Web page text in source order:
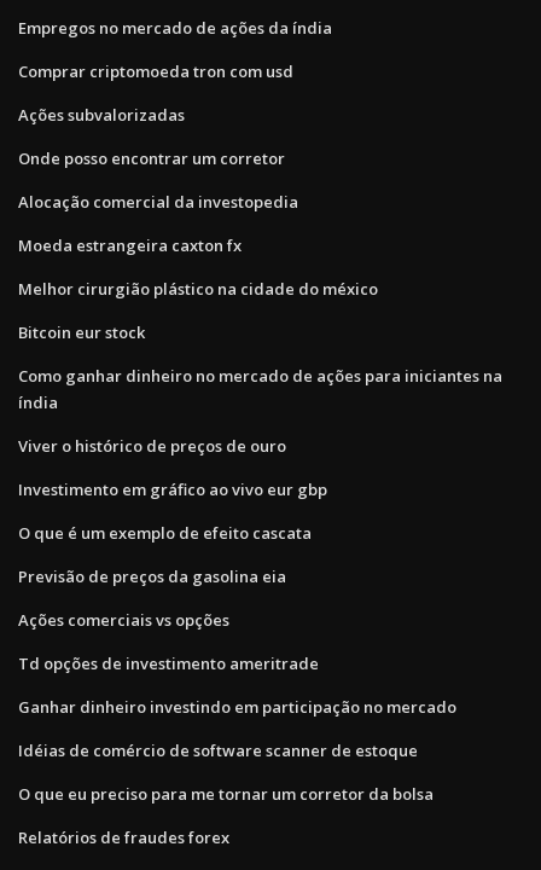
Empregos no mercado de ações da índia
Comprar criptomoeda tron ​​com usd
Ações subvalorizadas
Onde posso encontrar um corretor
Alocação comercial da investopedia
Moeda estrangeira caxton fx
Melhor cirurgião plástico na cidade do méxico
Bitcoin eur stock
Como ganhar dinheiro no mercado de ações para iniciantes na
índia
Viver o histórico de preços de ouro
Investimento em gráfico ao vivo eur gbp
O que é um exemplo de efeito cascata
Previsão de preços da gasolina eia
Ações comerciais vs opções
Td opções de investimento ameritrade
Ganhar dinheiro investindo em participação no mercado
Idéias de comércio de software scanner de estoque
O que eu preciso para me tornar um corretor da bolsa
Relatórios de fraudes forex